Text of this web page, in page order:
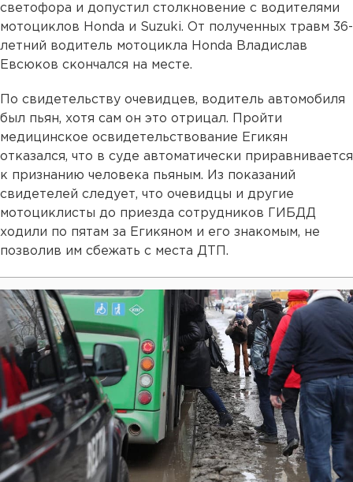
светофора и допустил столкновение с водителями
мотоциклов Honda и Suzuki. От полученных травм 36-
летний водитель мотоцикла Honda Владислав
Евсюков скончался на месте.
По свидетельству очевидцев, водитель автомобиля
был пьян, хотя сам он это отрицал. Пройти
медицинское освидетельствование Егикян
отказался, что в суде автоматически приравнивается
к признанию человека пьяным. Из показаний
свидетелей следует, что очевидцы и другие
мотоциклисты до приезда сотрудников ГИБДД
ходили по пятам за Егикяном и его знакомым, не
позволив им сбежать с места ДТП.